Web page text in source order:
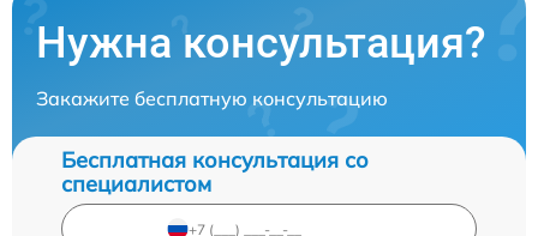
Нужна консультация?
Закажите бесплатную консультацию
Бесплатная консультация со
специалистом